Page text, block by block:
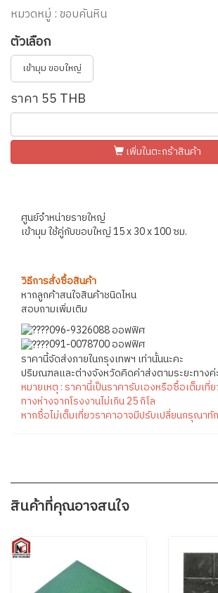
หมวดหมู่ : ขอบคันหิน
ตัวเลือก
เข้ามุม ขอบใหญ่
ราคา 55 THB
เพิ่มในตะกร้าสินค้า
ศูนย์จำหน่ายรายใหญ่
เข้ามุม ใช้คู่กับขอบใหญ่ 15 x 30 x 100 ซม.
วิธีการสั่งซื้อสินค้า
หากลูกค้าสนใจสินค้าชนิดไหน
สอบถามเพิ่มเติม
096-9326088 ออฟฟิศ
091-0078700 ออฟฟิศ
ราคานี้จัดส่งภายในกรุงเทพฯ เท่านั้นนะคะ
ปริมณฑลและต่างจังหวัดคิดค่าส่งตามระยะทางค่
หมายเหตุ : ราคานี้เป็นราคารับเองหรือซื้อเต็มเที่
ทางห่างจากโรงงานไม่เกิน 25 กิโล
หากซื้อไม่เต็มเที่ยวราคาอาจมีปรับเปลี่ยนกรุณา
สินค้าที่คุณอาจสนใจ